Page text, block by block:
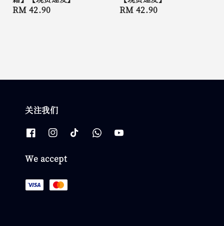
Regular
RM 42.90
Regular
RM 42.90
关注我们
We accept